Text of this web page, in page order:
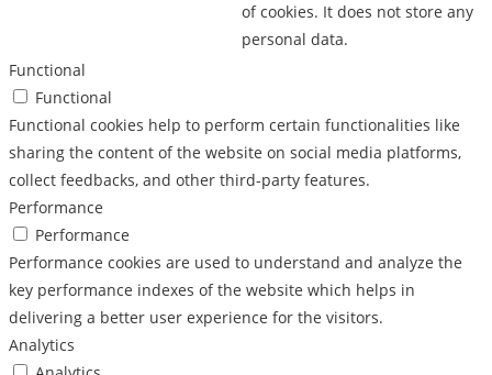
of cookies. It does not store any
personal data.
Functional
Functional
Functional cookies help to perform certain functionalities like
sharing the content of the website on social media platforms,
collect feedbacks, and other third-party features.
Performance
Performance
Performance cookies are used to understand and analyze the
key performance indexes of the website which helps in
delivering a better user experience for the visitors.
Analytics